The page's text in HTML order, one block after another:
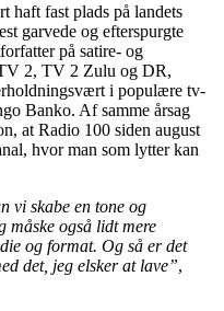
haft fast plads på landets
garvede og efterspurgte
på satire- og
2, TV 2 Zulu og DR,
i populære tv-
Banko. Af samme årsag
at Radio 100 siden august
hvor man som lytter kan
vi skabe en tone og
måske også lidt mere
og format. Og så er det
det, jeg elsker at lave”,